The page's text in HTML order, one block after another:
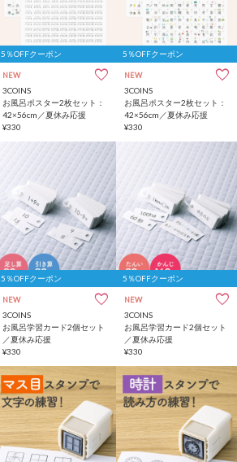
5％OFFクーポン
NEW
3COINS
お風呂ポスター2枚セット：
42×56cm／夏休み応援
¥330
5％OFFクーポン
NEW
3COINS
お風呂ポスター2枚セット：
42×56cm／夏休み応援
¥330
5％OFFクーポン
NEW
3COINS
お風呂学習カード2個セット
／夏休み応援
¥330
5％OFFクーポン
NEW
3COINS
お風呂学習カード2個セット
／夏休み応援
¥330